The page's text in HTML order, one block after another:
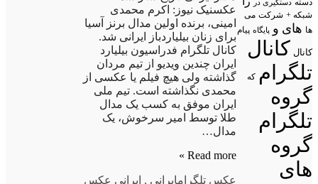
عکسنیک نیوز: اکرم محمدی
امینی، برنده اولین مدال برنز آسیا
برای زنان بیلیاردباز ایرانی شد.
کانال تلگرام فدراسیون بیلیارد
ایران چندین ویدیو از تیم مردان
گذاشته ولی هیچ فیلم یا عکسی از
محمدی نگذاشته است. تیم ملی
ایران موفق به کسب یک مدال
طلا توسط امیر سرخوش، یک
مدال…
Read more »
عکس تلگرامایرانی , ایرانی عکس
دسته دستگیری در
شبکه + شرکت می
ها های و پایگاه پیام
کانال کانال
تلگرام که
گروه
تلگرام
گروه
های